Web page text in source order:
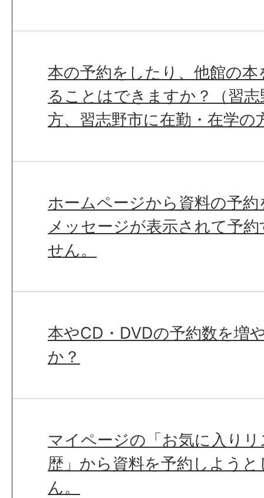
本の予約をしたり、他館の
ることはできますか？（習
方、習志野市に在勤・在学の
ホームページから資料の予
メッセージが表示されて予
せん。
本やCD・DVDの予約数を増
か？
マイページの「お気に入り
歴」から資料を予約しよう
ん。